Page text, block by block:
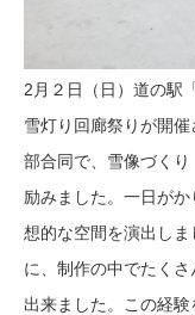
2月２日（日）道の駅
雪灯り回廊祭りが開
部合同で、雪像づく
励みました。一日が
想的な空間を演出し
に、制作の中でたく
出来ました。この経